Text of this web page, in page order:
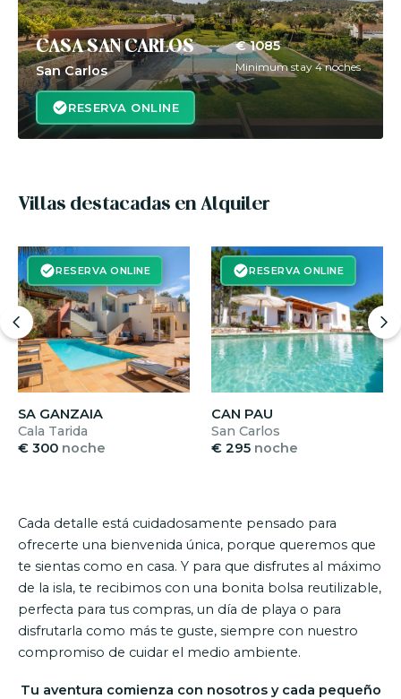
CASA SAN CARLOS
San Carlos
RESERVA ONLINE
€ 1085
Minimum stay 4 noches
Villas destacadas en Alquiler
RESERVA ONLINE
SA GANZAIA
Cala Tarida
€ 300 noche
RESERVA ONLINE
CAN PAU
San Carlos
€ 295 noche
Cada detalle está cuidadosamente pensado para
ofrecerte una bienvenida única, porque queremos que
te sientas como en casa. Y para que disfrutes al máximo
de la isla, te recibimos con una bonita bolsa reutilizable,
perfecta para tus compras, un día de playa o para
disfrutarla como más te guste, siempre con nuestro
compromiso de cuidar el medio ambiente.
Tu aventura comienza con nosotros y cada pequeño